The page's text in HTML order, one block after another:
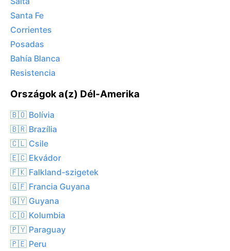
Santa Fe
Corrientes
Posadas
Bahía Blanca
Resistencia
Országok a(z) Dél-Amerika
🇧🇴 Bolívia
🇧🇷 Brazília
🇨🇱 Csile
🇪🇨 Ekvádor
🇫🇰 Falkland-szigetek
🇬🇫 Francia Guyana
🇬🇾 Guyana
🇨🇴 Kolumbia
🇵🇾 Paraguay
🇵🇪 Peru